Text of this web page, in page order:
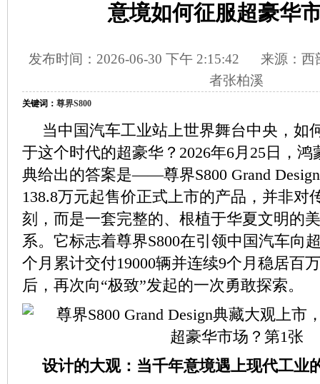
意境如何征服超豪华
发布时间：2026-06-30 下午 2:15:42 来源：西
者张柏溪
关键词： 尊界S800
当中国汽车工业站上世界舞台中央，如
于这个时代的超豪华？2026年6月25日，
典给出的答案是——尊界S800 Grand
138.8万元起售价正式上市的产品，并非对
刻，而是一套完整的、根植于华夏文明的
系。它标志着尊界S800在引领中国汽车向
个月累计交付19000辆并连续9个月稳居百
后，再次向“极致”发起的一次勇敢探索。
设计的大观：当千年意境遇上现代工业